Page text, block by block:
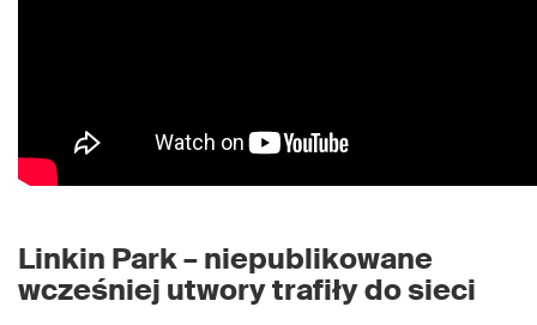
Linkin Park – niepublikowane
wcześniej utwory trafiły do sieci